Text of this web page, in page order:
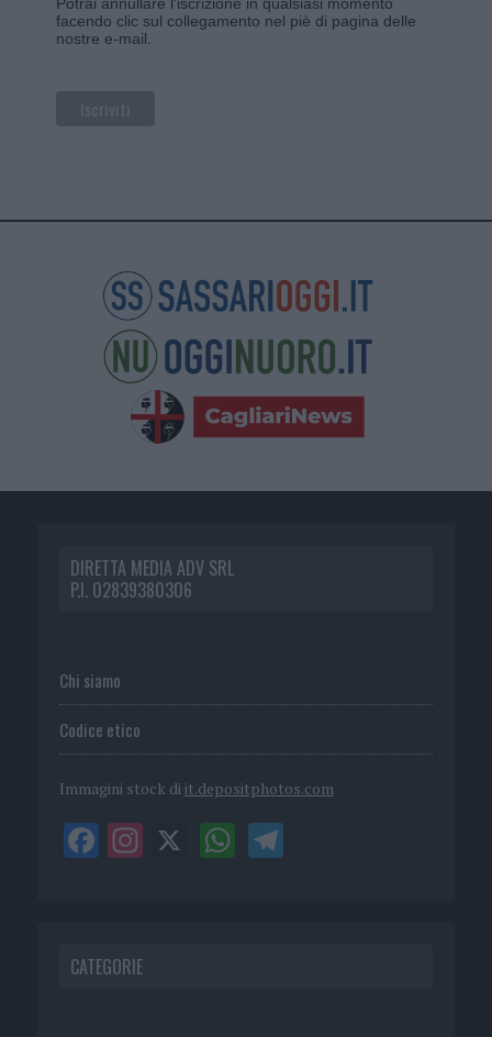
facendo clic sul collegamento nel piè di pagina delle
nostre e-mail.
DIRETTA MEDIA ADV SRL
P.I. 02839380306
Chi siamo
Codice etico
Immagini stock di it.depositphotos.com
CATEGORIE